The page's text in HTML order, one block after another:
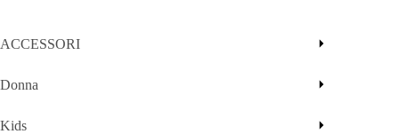
ACCESSORI
Donna
Kids